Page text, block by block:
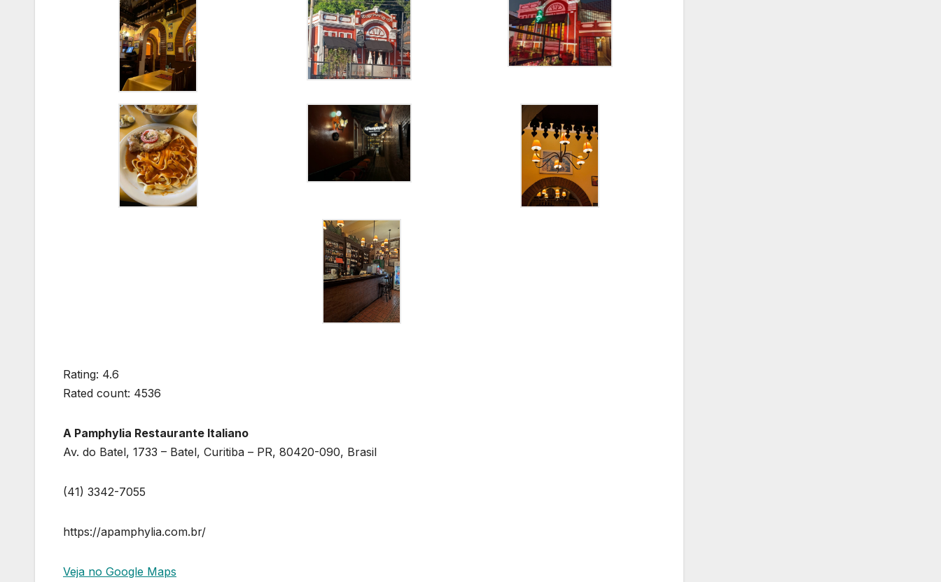
Rating: 4.6
Rated count: 4536
A Pamphylia Restaurante Italiano
Av. do Batel, 1733 – Batel, Curitiba – PR, 80420-090, Brasil
(41) 3342-7055
https://apamphylia.com.br/
Veja no Google Maps